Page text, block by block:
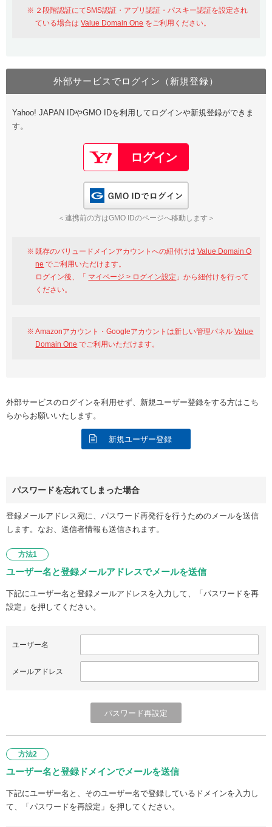
おすすめ One レンタルサーバーを含む最新の機能を使う方
Value Domain Oneにログイン
Google
GMO ID Amazon
※AmazonはValue Domain Oneのログイン画面へ遷移します
Value Domain Oneアカウント作成
以下でも登録可能
Google Yahoo!
GMO ID
２段階認証にてSMS認証・アプリ認証・パスキー認証を設定され
ている場合はValue Domain One をご利用ください。
外部サービスでログイン（新規登録）
Yahoo! JAPAN IDやGMO IDを利用してログインや新規登録ができま
す。
＜連携前の方はGMO IDのページへ移動します＞
既存のバリュードメインアカウントへの紐付けはValue Domain O
ne でご利用いただけます。
ログイン後、「 マイページ > ログイン設定 」から紐付けを行って
ください。
Amazonアカウント・Googleアカウントは新しい管理パネルValue
Domain One でご利用いただけます。
外部サービスのログインを利用せず、新規ユーザー登録をする方はこち
らからお願いいたします。
新規ユーザー登録
パスワードを忘れてしまった場合
登録メールアドレス宛に、パスワード再発行を行うためのメールを送信
します。なお、送信者情報も送信されます。
方法1
ユーザー名と登録メールアドレスでメールを送信
下記にユーザー名と登録メールアドレスを入力して、「パスワードを再
設定」を押してください。
ユーザー名
メールアドレス
方法2
ユーザー名と登録ドメインでメールを送信
下記にユーザー名と、そのユーザー名で登録しているドメインを入力し
て、「パスワードを再設定」を押してください。